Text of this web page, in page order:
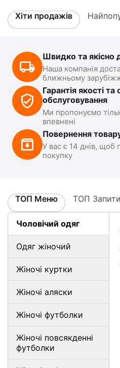
Хіти продажів
Швидко та якісно
Наша компанія
ближньому
Гарантія якості та
обслуговування
Ми пропонуємо
впевнені
Повернення
У вас є 14 днів, щоб
покупку
ТОП Меню ТОП Запити
Чоловічий одяг
Одяг жіночий
Жіночі куртки
Жіночі аляски
Жіночі футболки
Жіночі повсякденні
футболки